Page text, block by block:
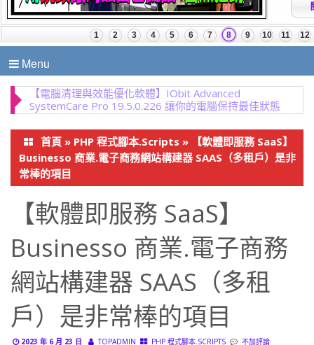
Menu
【處理PDF文件的完美方案！】Wondershare
PDFelement Pro 12 建立、轉換、編輯 PDF 的簡易
PDF 解決方案
首頁» PHP 程式腳本.Scripts»【軟體即服務 SaaS】
Businesso 商業.電子商務網站構建器 SAAS（多租戶）是非
常棒的項目
【軟體即服務 SaaS】
Businesso 商業.電子商務
網站構建器 SAAS（多租
戶）是非常棒的項目